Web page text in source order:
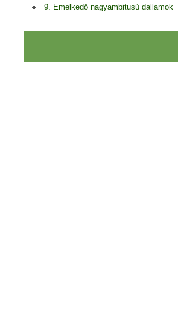
9. Emelkedő nagyambitusú dallamok